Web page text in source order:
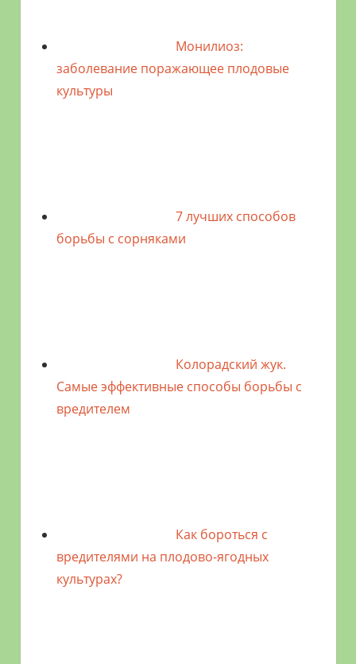
Монилиоз:
заболевание поражающее плодовые
культуры
7 лучших способов
борьбы с сорняками
Колорадский жук.
Самые эффективные способы борьбы с
вредителем
Как бороться с
вредителями на плодово-ягодных
культурах?